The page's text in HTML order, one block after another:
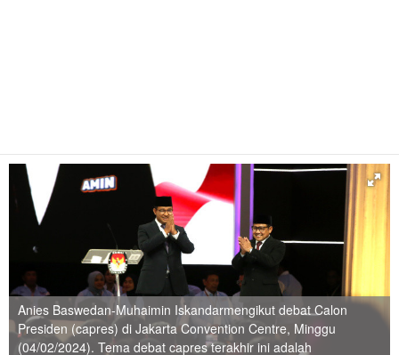
Anies Baswedan-Muhaimin Iskandarmengikut debat Calon
Presiden (capres) di Jakarta Convention Centre, Minggu
(04/02/2024). Tema debat capres terakhir ini adalah